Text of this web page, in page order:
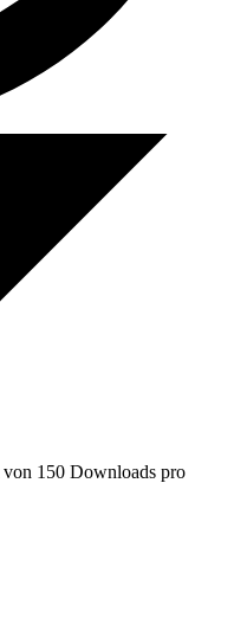
150 Downloads pro